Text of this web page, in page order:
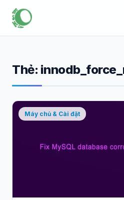
Thẻ:
Máy chủ & Cài đặt